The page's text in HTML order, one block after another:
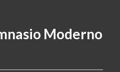
Moderno